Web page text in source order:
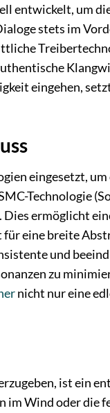
entwickelt, um
stets im
eingehen,
eingesetzt,
Technologie
ermöglicht
eine breite
und
zu
nicht nur eine
ist ein
im Wind oder die